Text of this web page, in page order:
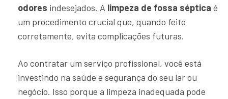
odores indesejados. A limpeza de fossa séptica é
um procedimento crucial que, quando feito
corretamente, evita complicações futuras.
Ao contratar um serviço profissional, você está
investindo na saúde e segurança do seu lar ou
negócio. Isso porque a limpeza inadequada pode